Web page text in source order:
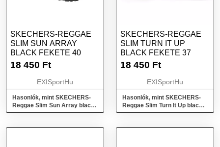
SKECHERS-REGGAE
SLIM SUN ARRAY
BLACK FEKETE 40
18 450 Ft
EXISportHu
Hasonlók, mint SKECHERS-
Reggae Slim Sun Array black
Fekete 40
SKECHERS-REGGAE
SLIM TURN IT UP
BLACK FEKETE 37
18 450 Ft
EXISportHu
Hasonlók, mint SKECHERS-
Reggae Slim Turn It Up black
Fekete 37